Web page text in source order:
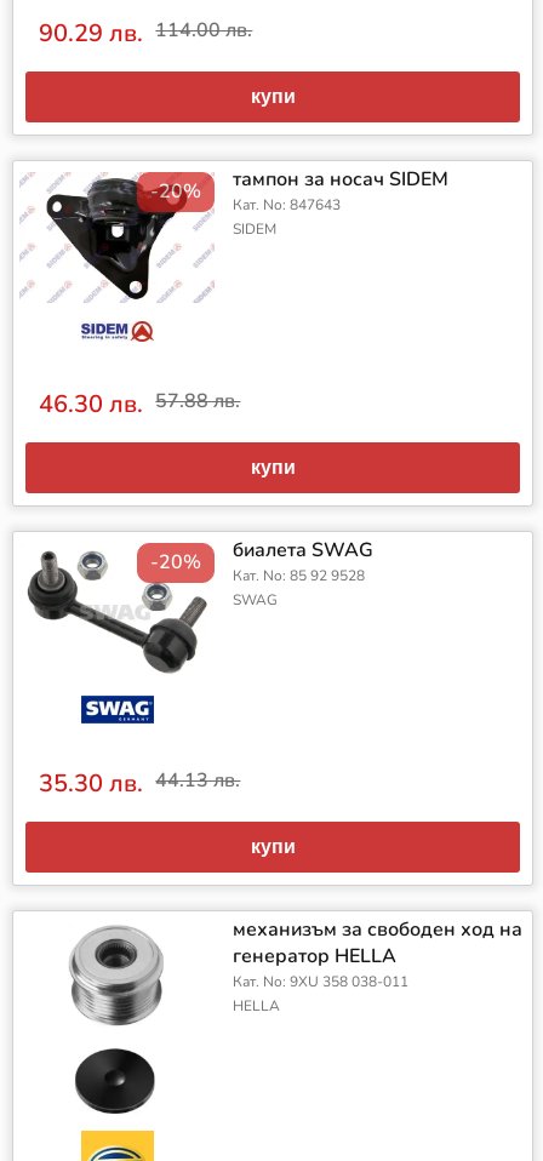
90.29 лв. 114.00 лв.
купи
-20% тампон за носач SIDEM
Кат. No: 847643
SIDEM
46.30 лв. 57.88 лв.
купи
-20% биалета SWAG
Кат. No: 85 92 9528
SWAG
35.30 лв. 44.13 лв.
купи
механизъм за свободен ход на
генератор HELLA
Кат. No: 9XU 358 038-011
HELLA